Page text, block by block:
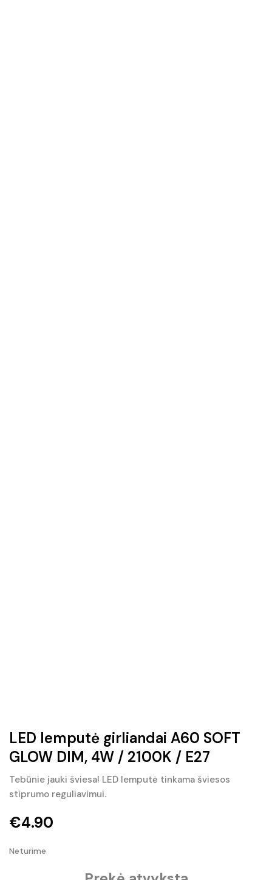
LED lemputė girliandai A60 SOFT
GLOW DIM, 4W / 2100K / E27
Tebūnie jauki šviesa! LED lemputė tinkama šviesos
stiprumo reguliavimui.
€4.90
Neturime